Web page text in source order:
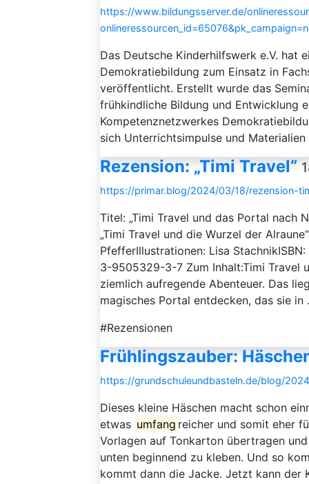
https://www.bildungsserver.de/
Das Deutsche Kinderhilfswerk e.V. hat
Demokratiebildung zum Einsatz in
veröffentlicht. Erstellt wurde das
frühkindliche Bildung und Entwicklung
Kompetenznetzwerkes
sich Unterrichtsimpulse und
Rezension: „Timi Travel“
https://primar.blog/2024/03/18/rezension-
Titel: „Timi Travel und das Portal nach
„Timi Travel und die Wurzel der
PfefferIllustrationen: Lisa
3-9505329-3-7 Zum Inhalt:Timi Travel
ziemlich aufregende Abenteuer. Das
magisches Portal entdecken, das sie in
#Rezensionen
Frühlingszauber:
https://grundschuleundbasteln.de/blog/
Dieses kleine Häschen macht schon
etwas umfang reicher und somit eher
Vorlagen auf Tonkarton übertragen
unten beginnend zu kleben. Und so
kommt dann die Jacke. Jetzt kann der